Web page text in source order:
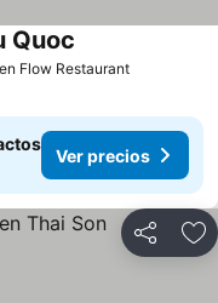
Flow Restaurant
Quoc
Ver precios
Compartir